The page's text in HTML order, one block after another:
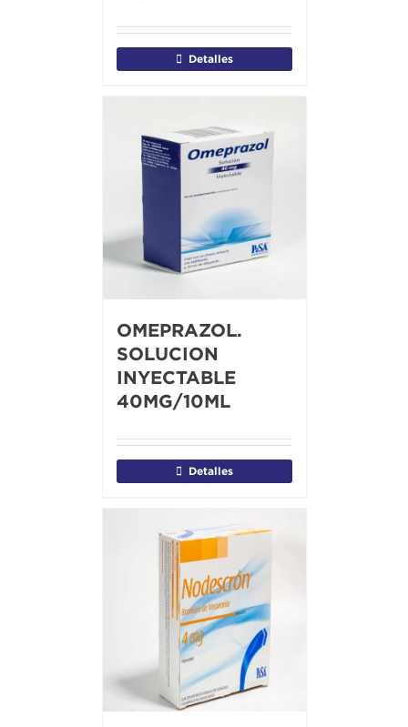
Detalles
OMEPRAZOL.
SOLUCION
INYECTABLE
40MG/10ML
Detalles